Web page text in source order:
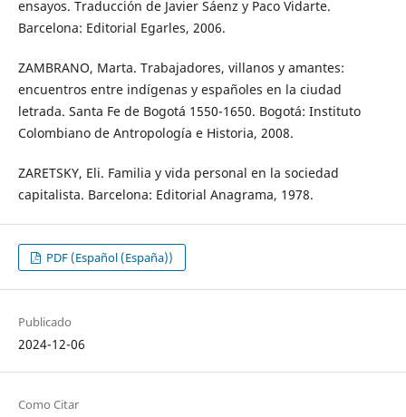
ensayos. Traducción de Javier Sáenz y Paco Vidarte.
Barcelona: Editorial Egarles, 2006.
ZAMBRANO, Marta. Trabajadores, villanos y amantes:
encuentros entre indígenas y españoles en la ciudad
letrada. Santa Fe de Bogotá 1550-1650. Bogotá: Instituto
Colombiano de Antropología e Historia, 2008.
ZARETSKY, Eli. Familia y vida personal en la sociedad
capitalista. Barcelona: Editorial Anagrama, 1978.
PDF (Español (España))
Publicado
2024-12-06
Como Citar